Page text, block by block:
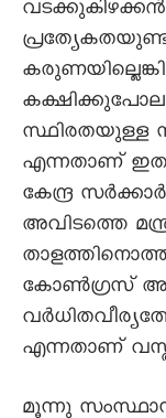
വടക്കുകിഴക്കന്‍
സ്ഥിരതയുള്ള
എന്നതാണ്
കേന്ദ്ര
അവിടത്തെ
കോണ്‍ഗ്രസ്
എന്നതാണ്
മൂന്നു